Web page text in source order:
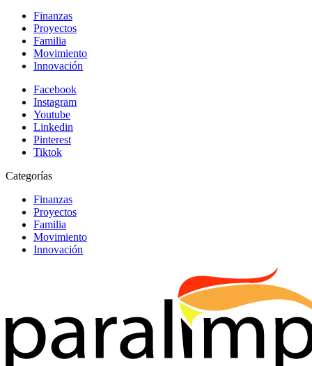
Finanzas
Proyectos
Familia
Movimiento
Innovación
Facebook
Instagram
Youtube
Linkedin
Pinterest
Tiktok
Categorías
Finanzas
Proyectos
Familia
Movimiento
Innovación